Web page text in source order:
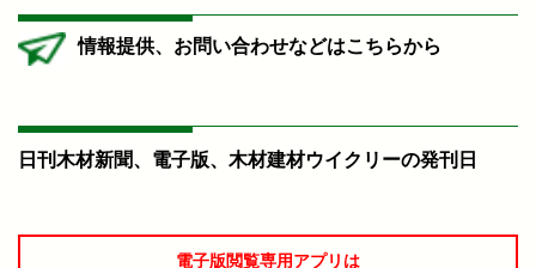
情報提供、お問い合わせなどはこちらから
日刊木材新聞、電子版、木材建材ウイクリーの発刊日
電子版閲覧専用アプリは